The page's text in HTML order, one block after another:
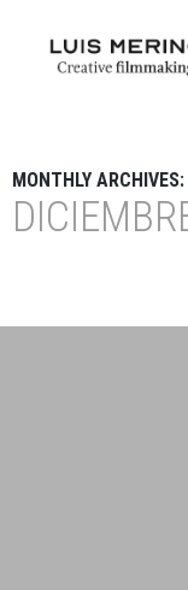
MONTHLY ARCHIVES: